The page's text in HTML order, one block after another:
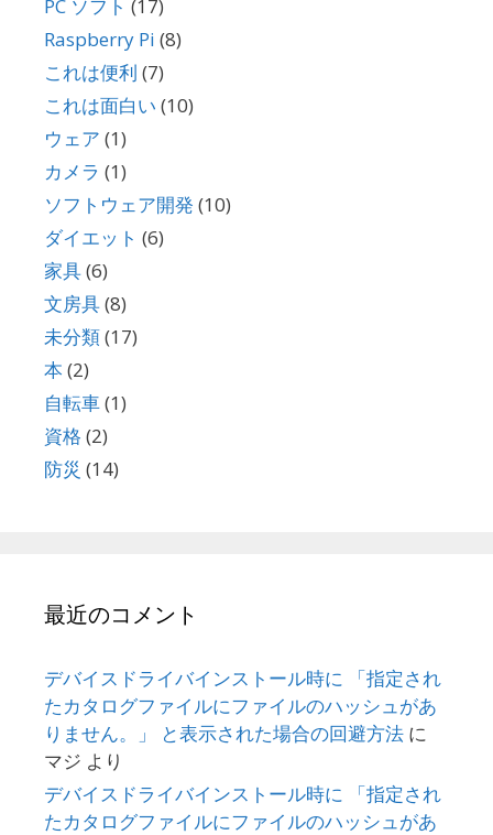
PC ソフト (17)
Raspberry Pi (8)
これは便利 (7)
これは面白い (10)
ウェア (1)
カメラ (1)
ソフトウェア開発 (10)
ダイエット (6)
家具(6)
文房具(8)
未分類(17)
本 (2)
自転車(1)
資格 (2)
防災 (14)
最近のコメント
デバイスドライバインストール時に 「指定され
たカタログファイルにファイルのハッシュがあ
りません。」 と表示された場合の回避方法 に
マジ より
デバイスドライバインストール時に 「指定され
たカタログファイルにファイルのハッシュがあ